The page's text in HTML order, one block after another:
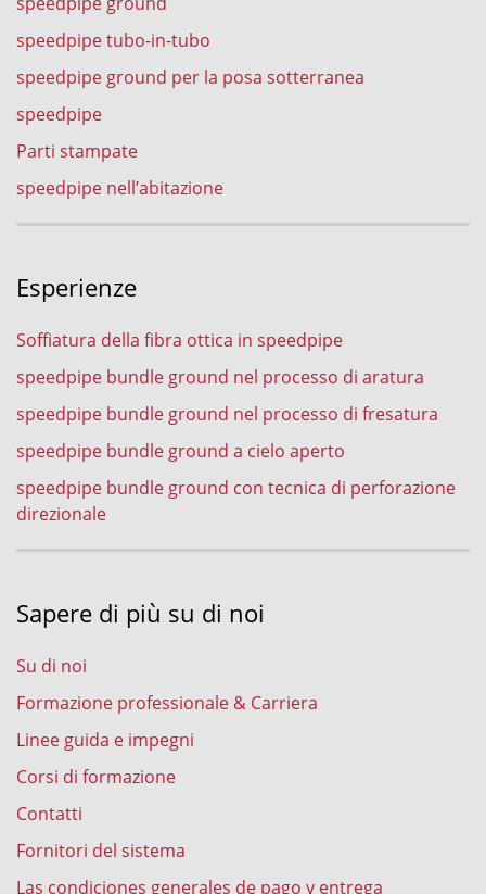
speedpipe tubo-in-tubo
speedpipe ground per la posa sotterranea
speedpipe
Parti stampate
speedpipe nell’abitazione
Esperienze
Soffiatura della fibra ottica in speedpipe
speedpipe bundle ground nel processo di aratura
speedpipe bundle ground nel processo di fresatura
speedpipe bundle ground a cielo aperto
speedpipe bundle ground con tecnica di perforazione
direzionale
Sapere di più su di noi
Su di noi
Formazione professionale & Carriera
Linee guida e impegni
Corsi di formazione
Contatti
Fornitori del sistema
Las condiciones generales de pago y entrega